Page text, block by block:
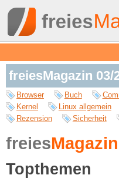
freiesMagazin 03/
Browser Buch
Kernel
Linux allgemein
Rezension
Sicherheit
freiesMagazin
Topthemen